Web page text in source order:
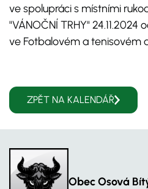
ve spolupráci s místními
"VÁNOČNÍ TRHY" 24.11.2024
ve Fotbalovém a tenisovém
ZPĚT NA KALENDÁŘ
Obec Osová